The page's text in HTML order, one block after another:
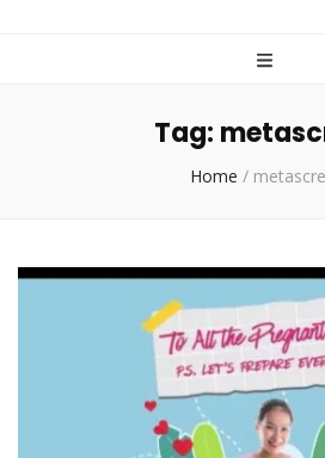
Tag:
Home /